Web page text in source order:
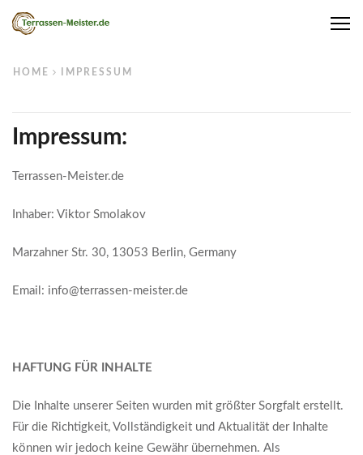
HOME IMPRESSUM
Impressum:
Terrassen-Meister.de
Inhaber: Viktor Smolakov
Marzahner Str. 30, 13053 Berlin, Germany
Email: info@terrassen-meister.de
HAFTUNG FÜR INHALTE
Die Inhalte unserer Seiten wurden mit größter Sorgfalt erstellt.
Für die Richtigkeit, Vollständigkeit und Aktualität der Inhalte
können wir jedoch keine Gewähr übernehmen. Als